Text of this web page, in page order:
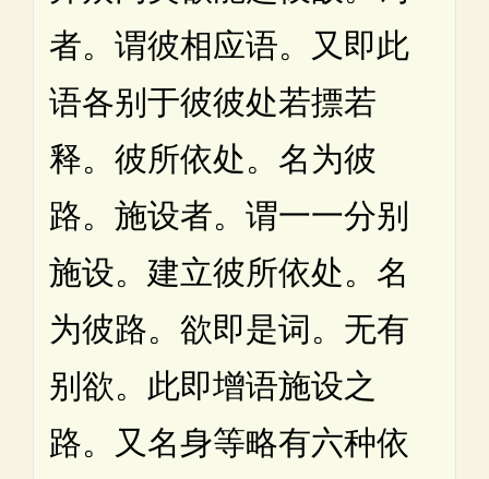
者。谓彼相应语。又即此
语各别于彼彼处若摽若
释。彼所依处。名为彼
路。施设者。谓一一分别
施设。建立彼所依处。名
为彼路。欲即是词。无有
别欲。此即增语施设之
路。又名身等略有六种依